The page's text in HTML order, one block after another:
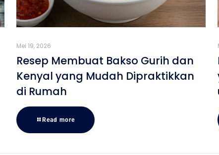
Mei 19, 2026
Resep Membuat Bakso Gurih dan
Kenyal yang Mudah Dipraktikkan
di Rumah
Read more